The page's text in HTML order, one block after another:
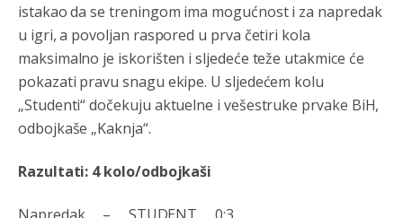
istakao da se treningom ima mogućnost i za napredak
u igri, a povoljan raspored u prva četiri kola
maksimalno je iskorišten i sljedeće teže utakmice će
pokazati pravu snagu ekipe. U sljedećem kolu
„Studenti“ dočekuju aktuelne i vešestruke prvake BiH,
odbojkaše „Kaknja“.
Razultati: 4 kolo/odbojkaši
Анонимно2808202 8/6/2026 1:38
i mi tebi želimo dug život i tešku bolest
Анонимно2808216 8/6/2026 1:42
Akò se prevede...manji umro nego sto se rodio.